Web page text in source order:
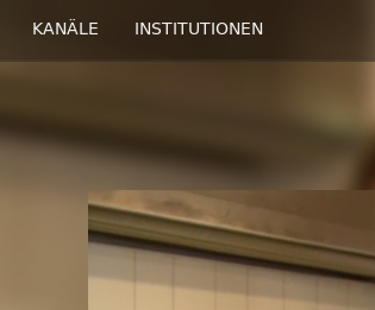
KANÄLE INSTITUTIONEN